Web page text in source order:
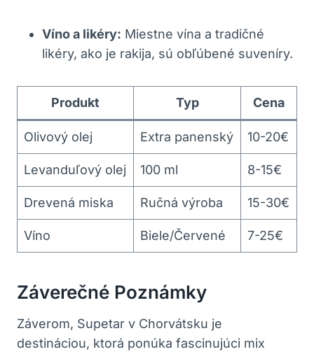
Víno a likéry: Miestne vína a tradičné
likéry, ako je rakija, sú obľúbené suveníry.
Produkt Typ Cena
Olivový olej Extra panenský 10-20€
Levanduľový olej 100 ml 8-15€
Drevená miska Ručná výroba 15-30€
Víno Biele/Červené 7-25€
Záverečné Poznámky
Záverom, Supetar v Chorvátsku je
destináciou, ktorá ponúka fascinujúci mix